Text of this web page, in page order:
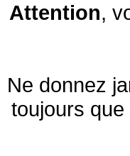
Attention,
Ne donnez
toujours